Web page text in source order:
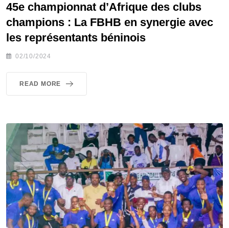
45e championnat d’Afrique des clubs
champions : La FBHB en synergie avec
les représentants béninois
02/10/2024
READ MORE